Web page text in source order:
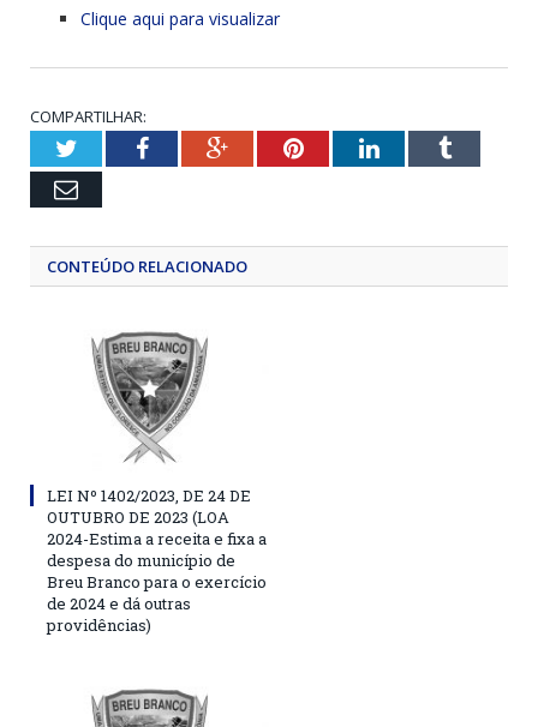
Clique aqui para visualizar
COMPARTILHAR:
TwitterFacebookGoogle+PinterestLinkedInTumblr
Email
CONTEÚDO RELACIONADO
LEI Nº 1402/2023, DE 24 DE
OUTUBRO DE 2023 (LOA
2024-Estima a receita e fixa a
despesa do município de
Breu Branco para o exercício
de 2024 e dá outras
providências)